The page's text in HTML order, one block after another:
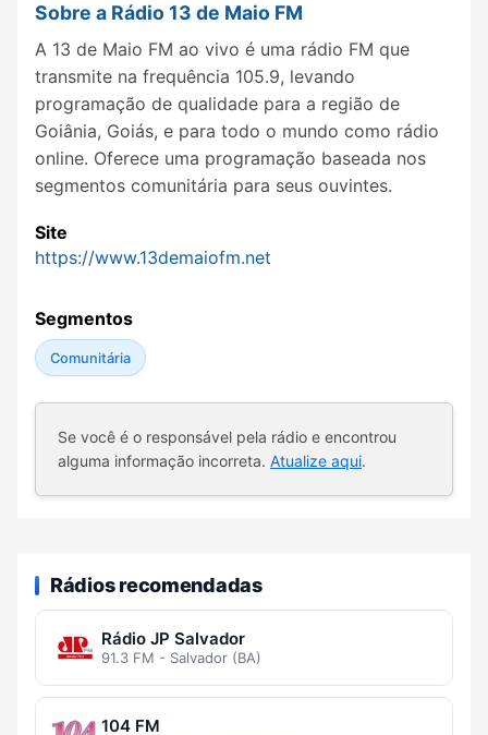
Sobre a Rádio 13 de Maio FM
A 13 de Maio FM ao vivo é uma rádio FM que
transmite na frequência 105.9, levando
programação de qualidade para a região de
Goiânia, Goiás, e para todo o mundo como rádio
online. Oferece uma programação baseada nos
segmentos comunitária para seus ouvintes.
Site
https://www.13demaiofm.net
Segmentos
Comunitária
Se você é o responsável pela rádio e encontrou
alguma informação incorreta. Atualize aqui.
Rádios recomendadas
Rádio JP Salvador
91.3 FM - Salvador (BA)
104 FM